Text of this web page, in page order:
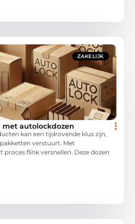
ZAKELIJK
autolockdozen
kan een tijdrovende klus zijn,
verstuurt. Met
proces flink versnellen. Deze dozen